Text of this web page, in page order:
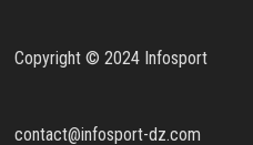
Copyright © 2024 Infosport
contact@infosport-dz.com